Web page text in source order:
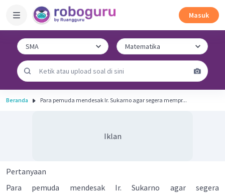
Masuk
Beranda Para pemuda mendesak Ir. Sukarno agar segera mempr...
Iklan
Pertanyaan
Para pemuda mendesak Ir. Sukarno agar segera